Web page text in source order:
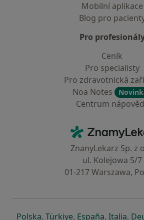
Mobilní aplikace
Blog pro
Pro
Ceník
Pro specialisty
Pro zdravotnická
Noa Notes
Centrum
ZnanyLekarz Sp. z
ul. Kolejowa 5/7
01-217 Warszawa,
Polskase otevře v nové záložce
, Türkiyese otevře v nové
, Españase otevře
, Italiase
,